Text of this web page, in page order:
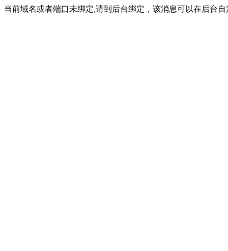
当前域名或者端口未绑定,请到后台绑定，该消息可以在后台自